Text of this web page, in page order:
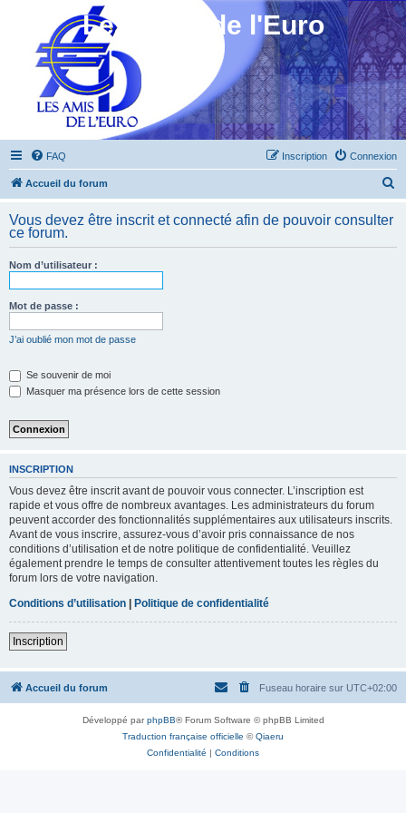
Les Amis de l'Euro
FAQ Connexion
Inscription
Accueil du forum
h
Vous devez être inscrit et connecté afin de pouvoir consulter
ce forum.
Nom d’utilisateur :
Mot de passe :
J’ai oublié mon mot de passe
Se souvenir de moi
Masquer ma présence lors de cette session
INSCRIPTION
Vous devez être inscrit avant de pouvoir vous connecter. L’inscription est
rapide et vous offre de nombreux avantages. Les administrateurs du forum
peuvent accorder des fonctionnalités supplémentaires aux utilisateurs inscrits.
Avant de vous inscrire, assurez-vous d’avoir pris connaissance de nos
conditions d’utilisation et de notre politique de confidentialité. Veuillez
également prendre le temps de consulter attentivement toutes les règles du
forum lors de votre navigation.
Conditions d’utilisation | Politique de confidentialité
Inscription
Accueil du forum Fuseau horaire sur UTC+02:00
Développé parphpBB® Forum Software © phpBB Limited
Traduction française officielle ©Qiaeru
Confidentialité | Conditions